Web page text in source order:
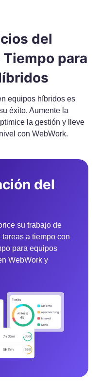
del
para
equipos híbridos es
éxito. Aumente la
la gestión y lleve
con WebWork.
del
su trabajo de
a tiempo con
para equipos
WebWork y